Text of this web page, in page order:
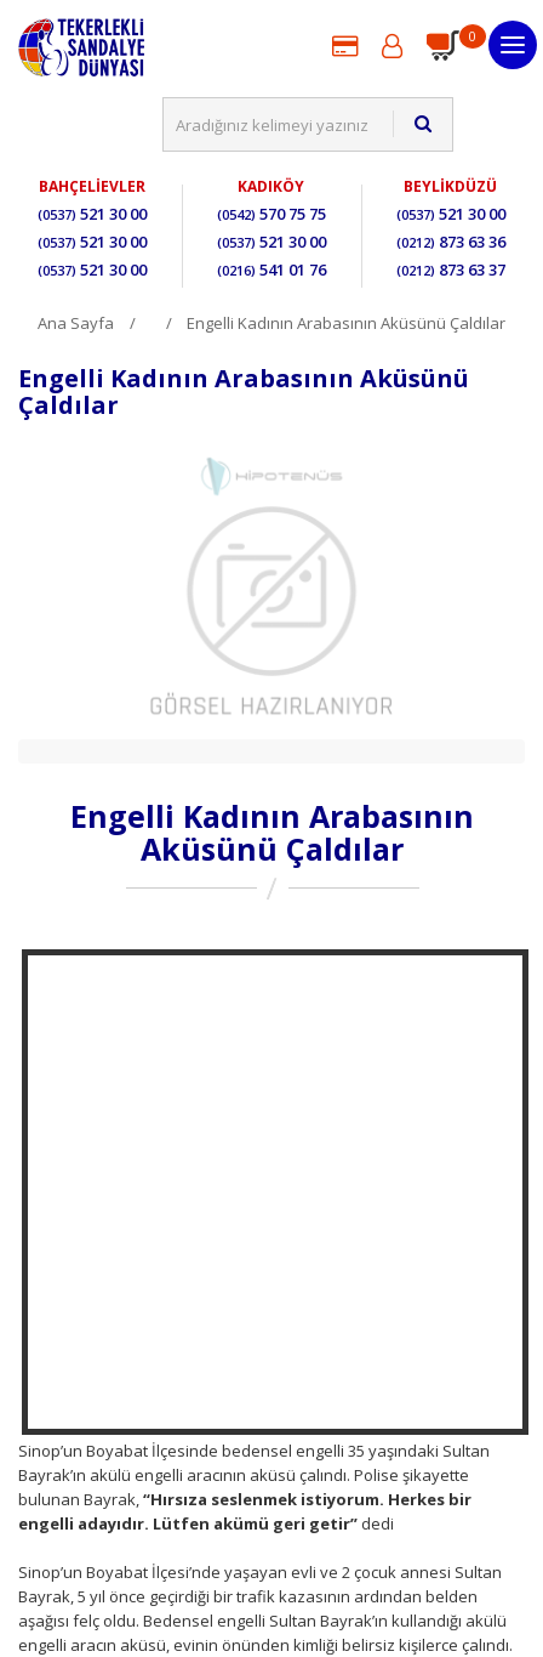
0
BAHÇELİEVLER
(0537) 521 30 00
(0537) 521 30 00
(0537) 521 30 00
KADIKÖY
(0542) 570 75 75
(0537) 521 30 00
(0216) 541 01 76
BEYLİKDÜZÜ
(0537) 521 30 00
(0212) 873 63 36
(0212) 873 63 37
Ana Sayfa Engelli Kadının Arabasının Aküsünü Çaldılar
Engelli Kadının Arabasının Aküsünü
Çaldılar
Engelli Kadının Arabasının
Aküsünü Çaldılar
Sinop’un Boyabat İlçesinde bedensel engelli 35 yaşındaki Sultan
Bayrak’ın akülü engelli aracının aküsü çalındı. Polise şikayette
bulunan Bayrak,“Hırsıza seslenmek istiyorum. Herkes bir
engelli adayıdır. Lütfen akümü geri getir” dedi
Sinop’un Boyabat İlçesi’nde yaşayan evli ve 2 çocuk annesi Sultan
Bayrak, 5 yıl önce geçirdiği bir trafik kazasının ardından belden
aşağısı felç oldu. Bedensel engelli Sultan Bayrak’ın kullandığı akülü
engelli aracın aküsü, evinin önünden kimliği belirsiz kişilerce çalındı.